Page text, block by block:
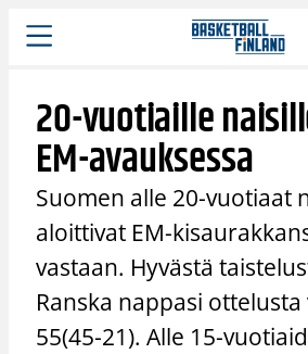
Siirry
sisältöön
20-vuotiaille
EM-avauksessa
Suomen alle 20-vuotiaat
aloittivat EM-
vastaan. Hyvästä
Ranska nappasi
55(45-21). Alle 15-